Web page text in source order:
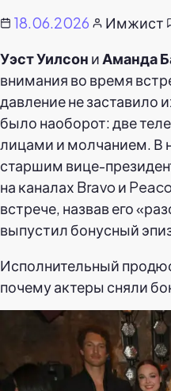
18.06.2026 Имжист
Уэст Уилсон и Аманда
внимания во время
давление не заставило
было наоборот: две
лицами и молчанием. В
старшим вице-
на каналах Bravo и
встрече, назвав его
выпустил бонусный
Исполнительный
почему актеры сняли